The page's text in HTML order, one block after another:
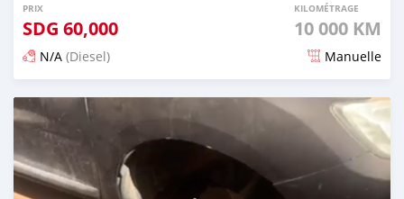
PRIX
SDG 60,000
KILOMÉTRAGE
10 000 KM
N/A (Diesel) Manuelle
Publié il y a 2 mois